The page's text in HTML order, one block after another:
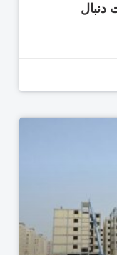
دنبال